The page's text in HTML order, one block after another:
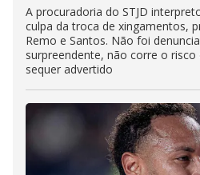
A procuradoria do STJD
culpa da troca de xingamentos,
Remo e Santos. Não foi
surpreendente, não corre o
sequer advertido